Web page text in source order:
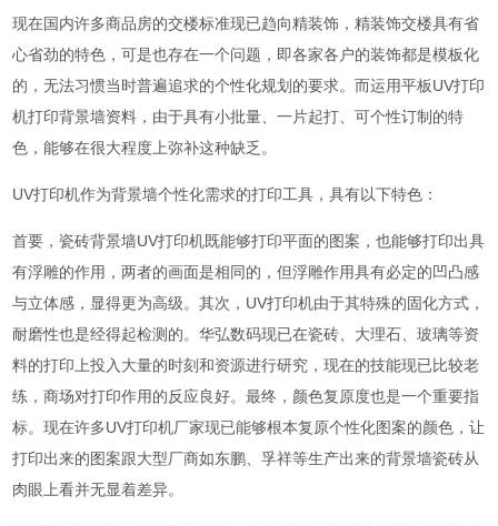
现在国内许多商品房的交楼标准现已趋向精装饰，精装饰交楼具有省
心省劲的特色，可是也存在一个问题，即各家各户的装饰都是模板化
的，无法习惯当时普遍追求的个性化规划的要求。而运用平板UV打印
机打印背景墙资料，由于具有小批量、一片起打、可个性订制的特
色，能够在很大程度上弥补这种缺乏。
UV打印机作为背景墙个性化需求的打印工具，具有以下特色：
首要，瓷砖背景墙UV打印机既能够打印平面的图案，也能够打印出具
有浮雕的作用，两者的画面是相同的，但浮雕作用具有必定的凹凸感
与立体感，显得更为高级。其次，UV打印机由于其特殊的固化方式，
耐磨性也是经得起检测的。华弘数码现已在瓷砖、大理石、玻璃等资
料的打印上投入大量的时刻和资源进行研究，现在的技能现已比较老
练，商场对打印作用的反应良好。最终，颜色复原度也是一个重要指
标。现在许多UV打印机厂家现已能够根本复原个性化图案的颜色，让
打印出来的图案跟大型厂商如东鹏、孚祥等生产出来的背景墙瓷砖从
肉眼上看并无显着差异。